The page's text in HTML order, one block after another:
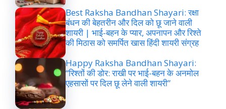
Best Raksha Bandhan Shayari: रक्षा
बंधन की बेहतरीन और दिल को छू जाने वाली
शायरी | भाई-बहन के प्यार, अपनापन और रिश्ते
की मिठास को समर्पित खास हिंदी शायरी संग्रह
Happy Raksha Bandhan Shayari:
“रिश्तों की डोर: राखी पर भाई-बहन के अनमोल
एहसासों पर दिल छू लेने वाली शायरी”